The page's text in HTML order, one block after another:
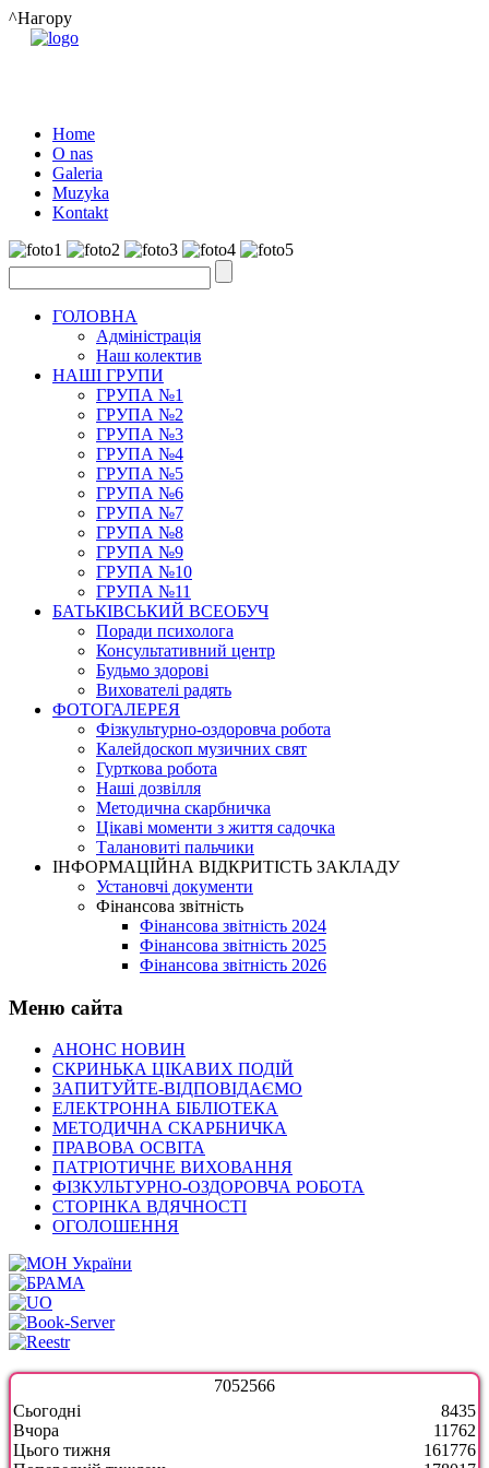
^Нагору
Home
O nas
Galeria
Muzyka
Kontakt
ГОЛОВНА
Адміністрація
Наш колектив
НАШІ ГРУПИ
ГРУПА №1
ГРУПА №2
ГРУПА №3
ГРУПА №4
ГРУПА №5
ГРУПА №6
ГРУПА №7
ГРУПА №8
ГРУПА №9
ГРУПА №10
ГРУПА №11
БАТЬКІВСЬКИЙ ВСЕОБУЧ
Поради психолога
Консультативний центр
Будьмо здорові
Вихователі радять
ФОТОГАЛЕРЕЯ
Фізкультурно-оздоровча робота
Калейдоскоп музичних свят
Гурткова робота
Наші дозвілля
Методична скарбничка
Цікаві моменти з життя садочка
Талановиті пальчики
ІНФОРМАЦІЙНА ВІДКРИТІСТЬ ЗАКЛАДУ
Установчі документи
Фінансова звітність
Фінансова звітність 2024
Фінансова звітність 2025
Фінансова звітність 2026
Меню сайта
АНОНС НОВИН
СКРИНЬКА ЦІКАВИХ ПОДІЙ
ЗАПИТУЙТЕ-ВІДПОВІДАЄМО
ЕЛЕКТРОННА БІБЛІОТЕКА
МЕТОДИЧНА СКАРБНИЧКА
ПРАВОВА ОСВІТА
ПАТРІОТИЧНЕ ВИХОВАННЯ
ФІЗКУЛЬТУРНО-ОЗДОРОВЧА РОБОТА
СТОРІНКА ВДЯЧНОСТІ
ОГОЛОШЕННЯ
7052566
Сьогодні
Вчора
Цього тижня
8435
11762
161776